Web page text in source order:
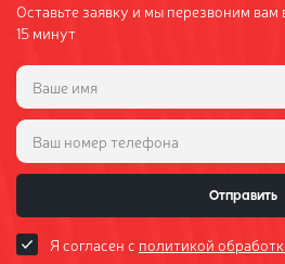
Оставьте заявку и мы перезвоним вам
15 минут
Отправить
Я согласен с политикой